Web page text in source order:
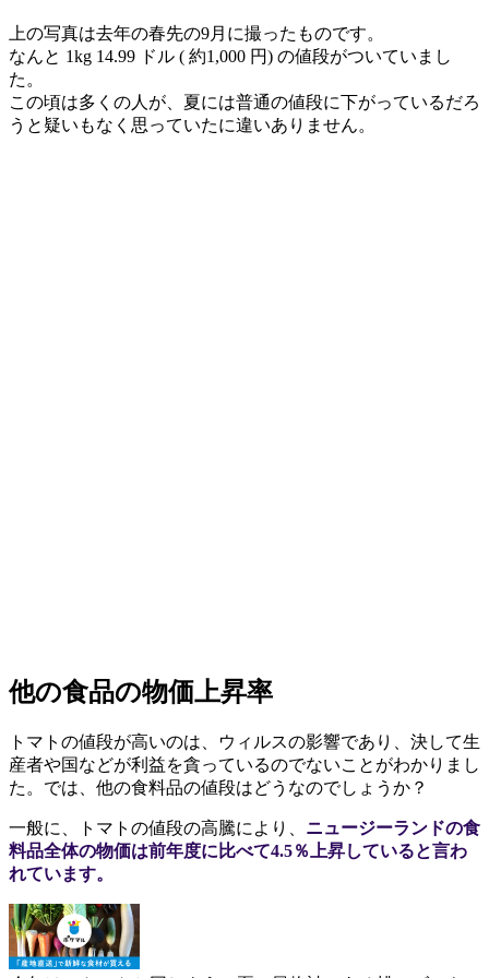
上の写真は去年の春先の9月に撮ったものです。
なんと 1kg 14.99 ドル ( 約1,000 円) の値段がついていまし
た。
この頃は多くの人が、夏には普通の値段に下がっているだろ
うと疑いもなく思っていたに違いありません。
他の食品の物価上昇率
トマトの値段が高いのは、ウィルスの影響であり、決して生
産者や国などが利益を貪っているのでないことがわかりまし
た。では、他の食料品の値段はどうなのでしょうか？
一般に、トマトの値段の高騰により、 ニュージーランドの食
料品全体の物価は前年度に比べて4.5％上昇していると言わ
れています。